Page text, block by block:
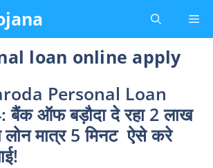
loan online apply
Personal Loan
ऑफ बड़ौदा दे रहा 2 लाख
मात्र 5 मिनट ऐसे करे